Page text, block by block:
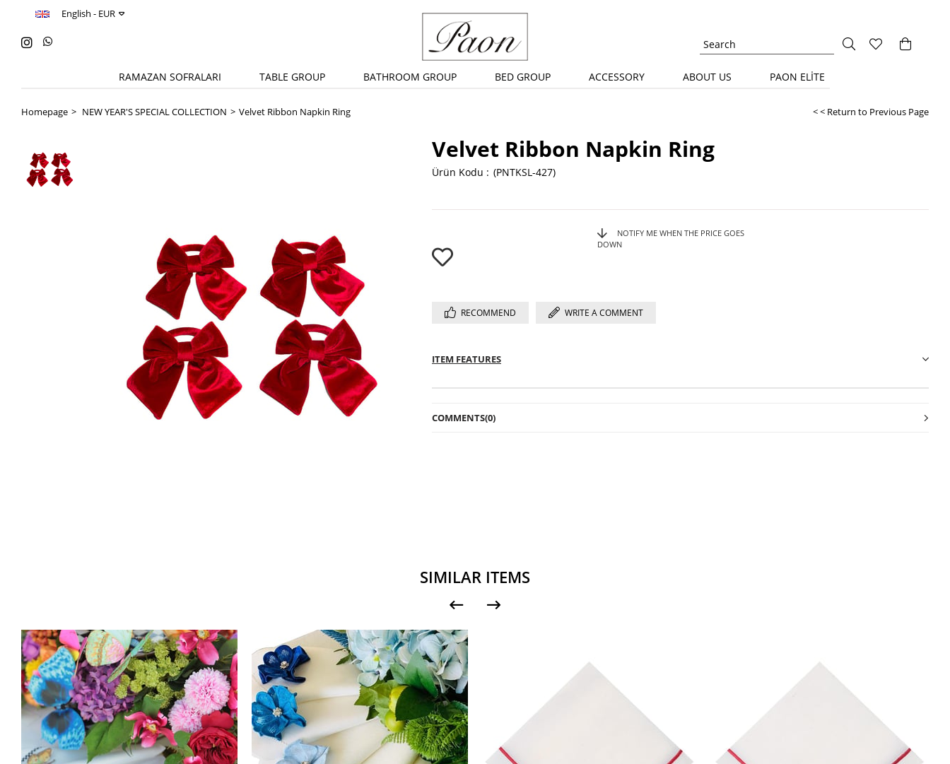
English - EUR
RAMAZAN SOFRALARI TABLE GROUP BATHROOM GROUP BED GROUP ACCESSORY ABOUT US PAON ELİTE
Homepage NEW YEAR'S SPECIAL COLLECTION Velvet Ribbon Napkin Ring < < Return to Previous Page
Velvet Ribbon Napkin Ring
(PNTKSL-427)
NOTIFY ME WHEN THE PRICE GOES
DOWN
RECOMMEND WRITE A COMMENT
ITEM FEATURES
COMMENTS(0)
SIMILAR ITEMS